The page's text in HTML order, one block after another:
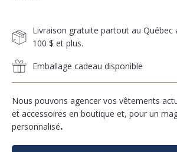
Livraison gratuite partout au Québec
100 $ et plus.
Emballage cadeau disponible
Nous pouvons agencer vos vêtements
et accessoires en boutique et, pour un
personnalisé.